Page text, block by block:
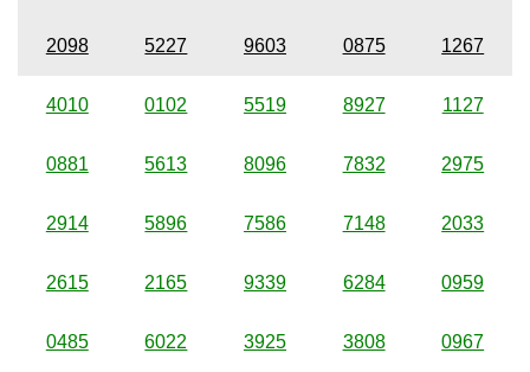
2098 5227 9603 0875 1267
4010 0102 5519 8927 1127
0881 5613 8096 7832 2975
2914 5896 7586 7148 2033
2615 2165 9339 6284 0959
0485 6022 3925 3808 0967